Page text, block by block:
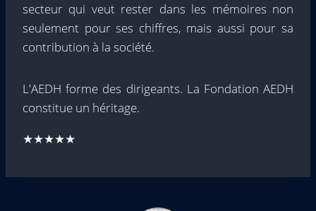
secteur qui veut rester dans les mémoires non
seulement pour ses chiffres, mais aussi pour sa
contribution à la société.
L'AEDH forme des dirigeants. La Fondation AEDH
constitue un héritage.
★★★★★